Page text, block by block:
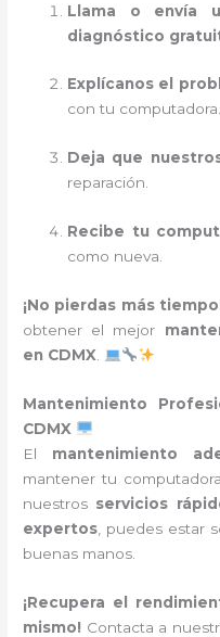
Llama o envía
diagnóstico
Explícanos el
con tu computadora.
Deja que
reparación.
Recibe tu
como nueva.
¡No pierdas más
obtener el mejor
en CDMX
Mantenimiento
CDMX
El mantenimiento
mantener tu
nuestros servicios
expertos , puedes estar
buenas manos.
¡Recupera el
mismo! Contacta a